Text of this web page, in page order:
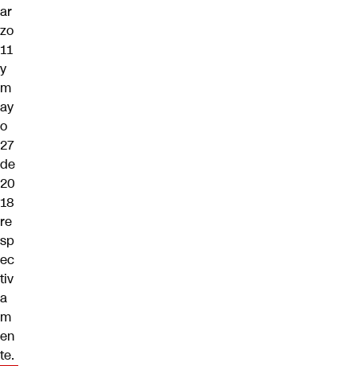
ar
zo
11
y
m
ay
o
27
de
20
18
re
sp
ec
tiv
a
m
en
te.